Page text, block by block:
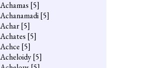
Achamas [5]
Achanamadi[5]
Achar[5]
Achates [5]
Achce [5]
Acheloidy[5]